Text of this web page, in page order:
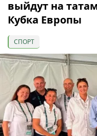
выйдут на
Кубка Европы
СПОРТ